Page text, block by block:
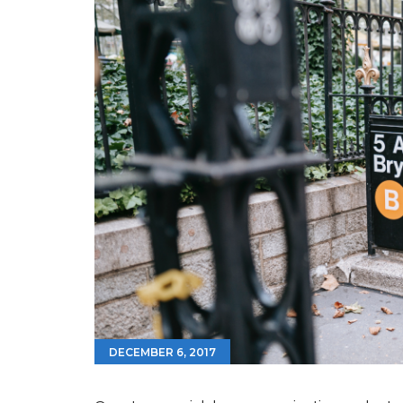
DECEMBER 6, 2017